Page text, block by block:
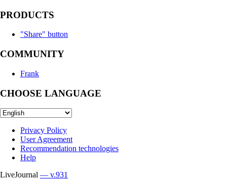
PRODUCTS
"Share" button
COMMUNITY
Frank
CHOOSE LANGUAGE
Privacy Policy
User Agreement
Recommendation technologies
Help
LiveJournal — v.931